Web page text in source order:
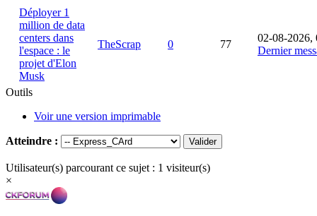
Déployer 1
million de data
centers dans
l'espace : le
projet d'Elon
Musk
TheScrap 0 77
02-08-2026,
Dernier
Outils
Voir une version imprimable
Atteindre :
Utilisateur(s) parcourant ce sujet : 1 visiteur(s)
×